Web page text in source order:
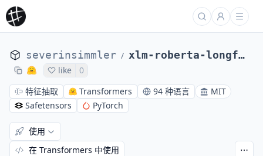
severinsimmler / xlm-roberta-longformer-base-16384
like
0
特征抽取
Transformers 94 种语言
MIT
Safetensors
PyTorch
使用
在 Transformers 中使用